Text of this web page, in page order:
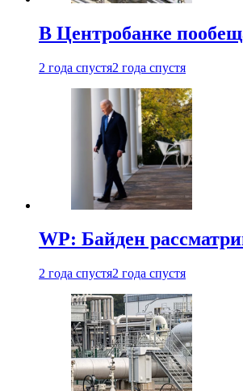
В Центробанке
2 года спустя2 года спустя
WP: Байден
2 года спустя2 года спустя